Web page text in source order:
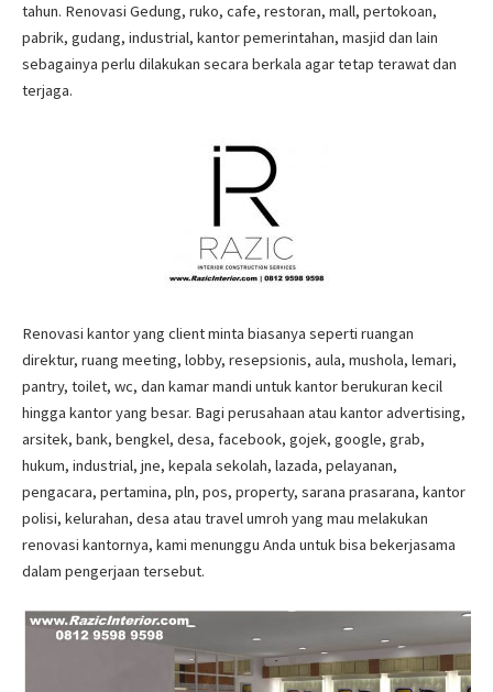
tahun. Renovasi Gedung, ruko, cafe, restoran, mall, pertokoan,
pabrik, gudang, industrial, kantor pemerintahan, masjid dan lain
sebagainya perlu dilakukan secara berkala agar tetap terawat dan
terjaga.
Renovasi kantor yang client minta biasanya seperti ruangan
direktur, ruang meeting, lobby, resepsionis, aula, mushola, lemari,
pantry, toilet, wc, dan kamar mandi untuk kantor berukuran kecil
hingga kantor yang besar. Bagi perusahaan atau kantor advertising,
arsitek, bank, bengkel, desa, facebook, gojek, google, grab,
hukum, industrial, jne, kepala sekolah, lazada, pelayanan,
pengacara, pertamina, pln, pos, property, sarana prasarana, kantor
polisi, kelurahan, desa atau travel umroh yang mau melakukan
renovasi kantornya, kami menunggu Anda untuk bisa bekerjasama
dalam pengerjaan tersebut.